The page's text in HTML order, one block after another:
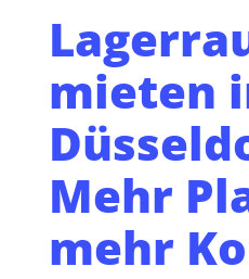
mieten
Mehr
mehr